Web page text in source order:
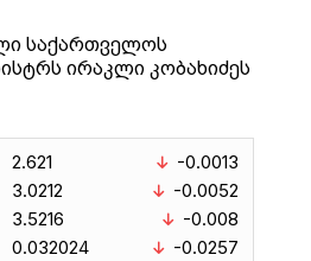
საქართველოს
ირაკლი კობახიძეს
2.621
3.0212
3.5216
0.032024
-0.0013
-0.0052
-0.008
-0.0257